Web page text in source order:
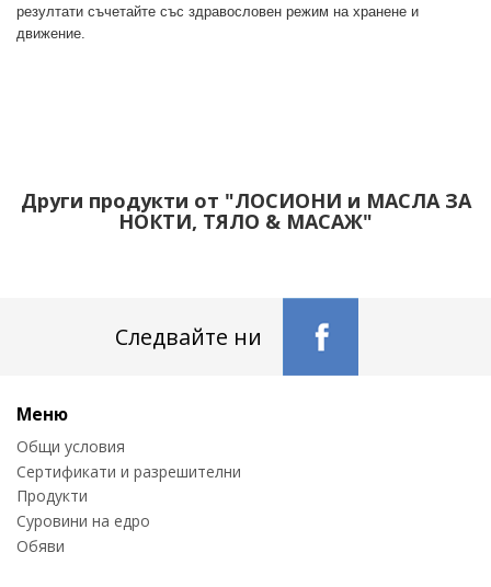
резултати съчетайте със здравословен режим на хранене и
движение.
Други продукти от "ЛОСИОНИ и МАСЛА ЗА
НОКТИ, ТЯЛО & МАСАЖ"
Следвайте ни
Меню
Общи условия
Сертификати и разрешителни
Продукти
Суровини на едро
Обяви